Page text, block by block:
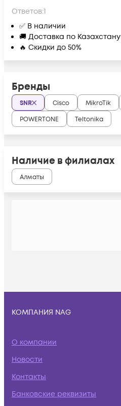
Ответов:1
✅ В наличии
🚚 Доставка по Казахстану
🔥 Скидки до 50%
Бренды
SNR Cisco MikroTik
POWERTONE
Teltonika
Наличие в филиалах
Алматы
КОМПАНИЯ NAG
О компании
Новости
Контакты
Банковские реквизиты